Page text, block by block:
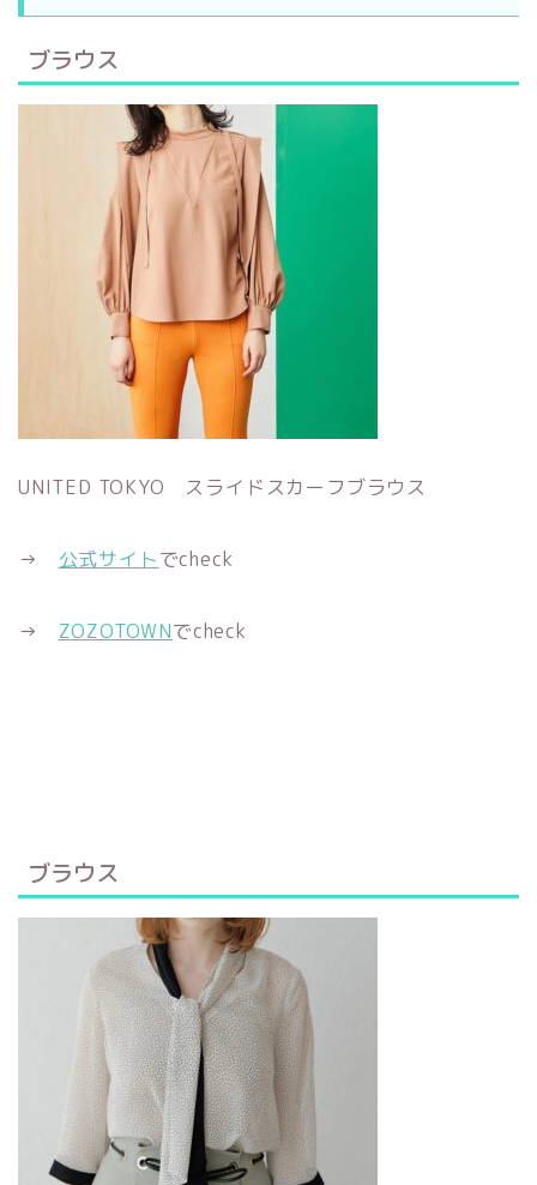
ブラウス
UNITED TOKYO スライドスカーフブラウス
→ 公式サイトでcheck
→ ZOZOTOWNでcheck
ブラウス